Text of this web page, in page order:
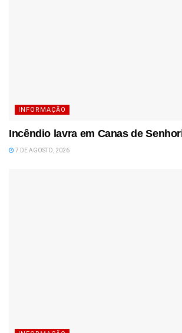
INFORMAÇÃO
Incêndio lavra em Canas de
7 DE AGOSTO, 2026